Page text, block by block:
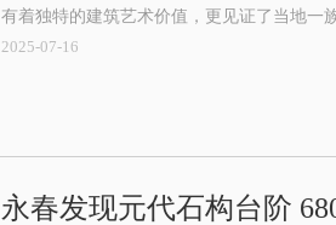
有着独特的建筑艺术价值，更见证了当地一
2025-07-16
永春发现元代石构台阶